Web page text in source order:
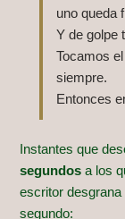
uno queda
Y de golpe
Tocamos
siempre.
Entonces
Instantes que
segundos a los
escritor
segundo: